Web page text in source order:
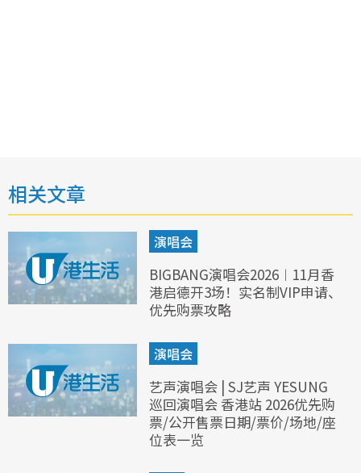
相关文章
演唱会
BIGBANG演唱会2026︱11月香
港启德开3场！实名制VIP申请、
优先购票攻略
演唱会
艺声演唱会 | SJ艺声 YESUNG
巡回演唱会 香港站 2026优先购
票/公开售票日期/票价/场地/座
位表一览